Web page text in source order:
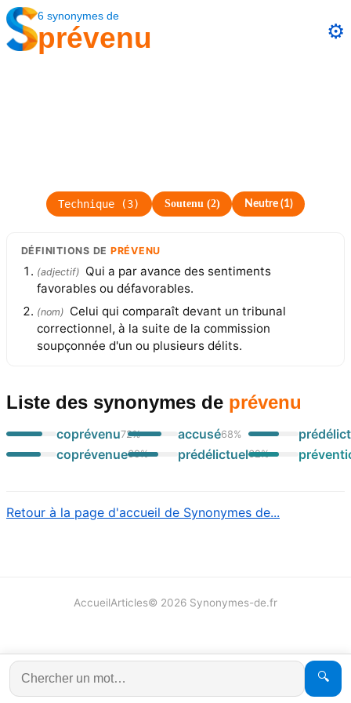
6synonymes de
prévenu ⚙️
Technique (3) Soutenu(2) Neutre(1)
DÉFINITIONS DE PRÉVENU
(adjectif) Qui a par avance des sentiments
favorables ou défavorables.
(nom) Celui qui comparaît devant un tribunal
correctionnel, à la suite de la commission
soupçonnée d'un ou plusieurs délits.
Liste des synonymes de prévenu
coprévenu72%
coprévenue69%
accusé68%
prédélictuel62%
Retour à la page d'accueil de Synonymes de...
🔍
AccueilArticles© 2026 Synonymes-de.fr